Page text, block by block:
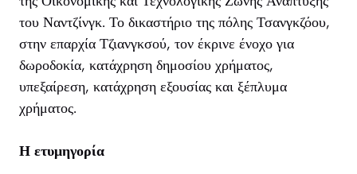
του Ναντζίνγκ. Το δικαστήριο της πόλης Τσανγκζόου,
στην επαρχία Τζιανγκσού, τον έκρινε ένοχο για
δωροδοκία, κατάχρηση δημοσίου χρήματος,
υπεξαίρεση, κατάχρηση εξουσίας και ξέπλυμα
χρήματος.
Η ετυμηγορία